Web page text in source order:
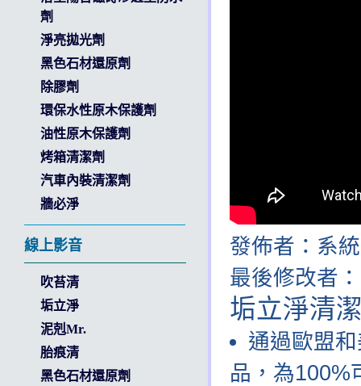
劑
淨亮拋光劑
黑色石材還原劑
除膠劑
環保水性原木保護劑
油性原木保護劑
烤箱清潔劑
汽車內裝清潔劑
牆必淨
線上影音
吹苔清
垢立淨
泥剋Mr.
胎痕清
黑色石材還原劑
發佈者：系
最後修改者
垢立淨清
通過歐盟
品，為100%